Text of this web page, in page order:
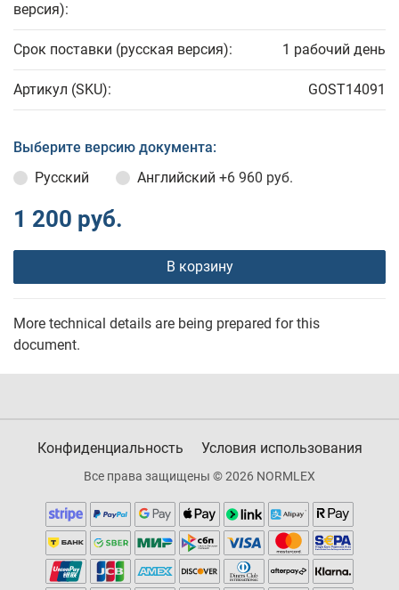
версия):
Срок поставки (русская версия): 1 рабочий день
Артикул (SKU): GOST14091
Выберите версию документа:
Русский
Английский +6 960 руб.
1 200 руб.
В корзину
More technical details are being prepared for this
document.
Конфиденциальность Условия использования
Все права защищены © 2026 NORMLEX